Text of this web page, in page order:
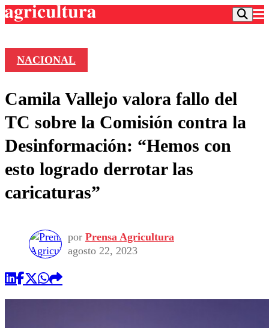
Frecuencias
Agricultura TV
Deportes
Colo Colo
Motor
Otros Deportes
Seleccion Chilena
Universidad Católica
Universidad de Chile
Entretención
Noticias
Dato Practico
Economía
Política
Sustentabilidad
Vida Social
Publicaciones en medios
Comercial
NACIONAL
Camila Vallejo valora fallo del
TC sobre la Comisión contra la
Desinformación: “Hemos con
esto logrado derrotar las
caricaturas”
por Prensa Agricultura
agosto 22, 2023